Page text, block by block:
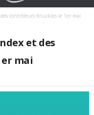
contrôleurs Knuckles le 1er mai
et des
mai